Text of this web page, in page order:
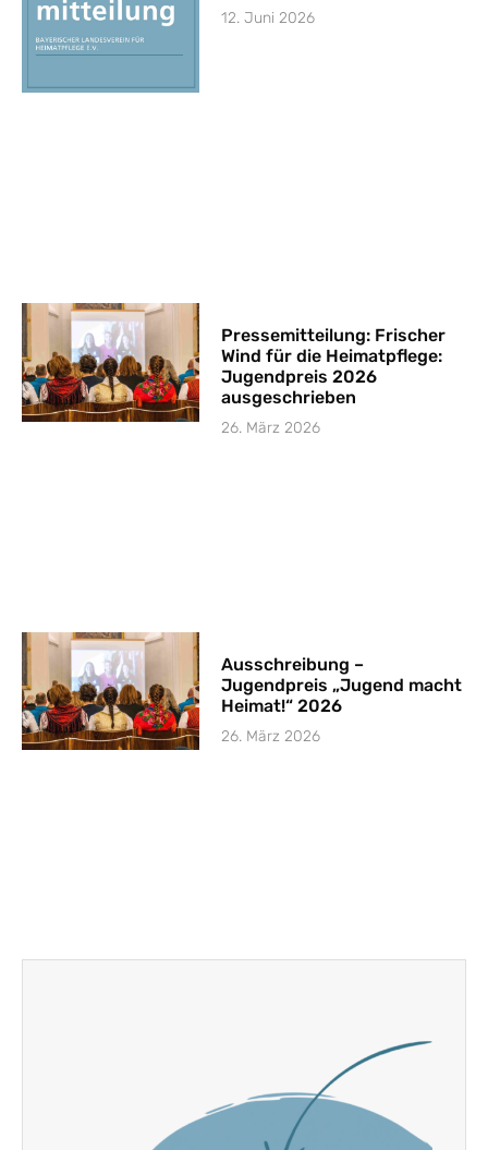
12. Juni 2026
Pressemitteilung: Frischer
Wind für die Heimatpflege:
Jugendpreis 2026
ausgeschrieben
26. März 2026
Ausschreibung –
Jugendpreis „Jugend macht
Heimat!“ 2026
26. März 2026